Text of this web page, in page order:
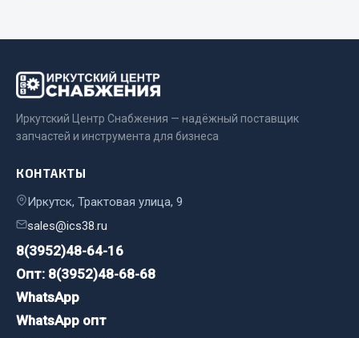
Окно ветровое
Двигатель
Электрооборудование
Показать ещё
Весь раздел
Запчасти Урал
Двигатель
Мост задний
Иркутский Центр Снабжения — надёжный поставщик
запчастей и инструмента для бизнеса
КОНТАКТЫ
Иркутск, Трактовая улица, 9
sales@ics38.ru
8(3952)48-64-16
Опт: 8(3952)48-68-68
WhatsApp
WhatsApp опт